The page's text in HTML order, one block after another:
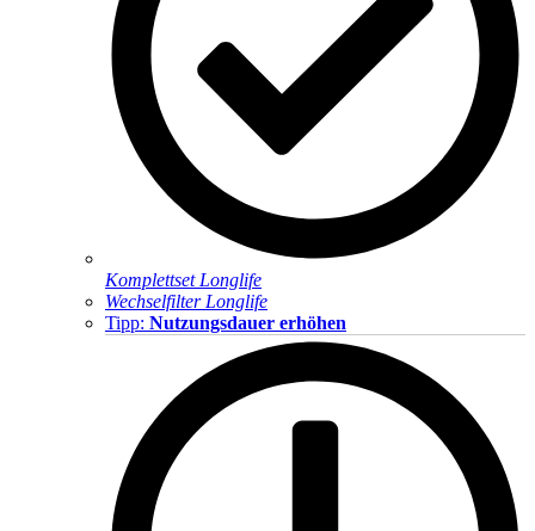
Komplettset Longlife
Wechselfilter Longlife
Tipp: Nutzungsdauer erhöhen